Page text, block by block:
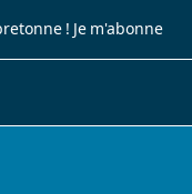
! Je m'abonne